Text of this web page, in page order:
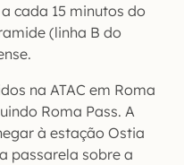
cada 15 minutos do
(linha B do
na ATAC em Roma
Roma Pass. A
à estação Ostia
passarela sobre a